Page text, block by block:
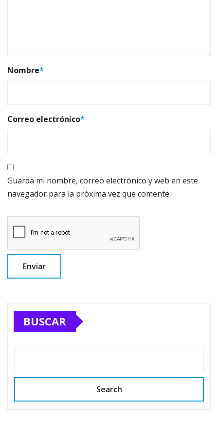
Nombre*
Correo electrónico*
Guarda mi nombre, correo electrónico y web en este
navegador para la próxima vez que comente.
BUSCAR
Search